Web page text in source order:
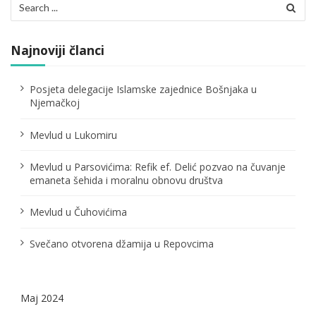
i
a
č
a
n
k
a
for:
Najnoviji članci
Posjeta delegacije Islamske zajednice Bošnjaka u
Njemačkoj
Mevlud u Lukomiru
Mevlud u Parsovićima: Refik ef. Delić pozvao na čuvanje
emaneta šehida i moralnu obnovu društva
Mevlud u Čuhovićima
Svečano otvorena džamija u Repovcima
Maj 2024